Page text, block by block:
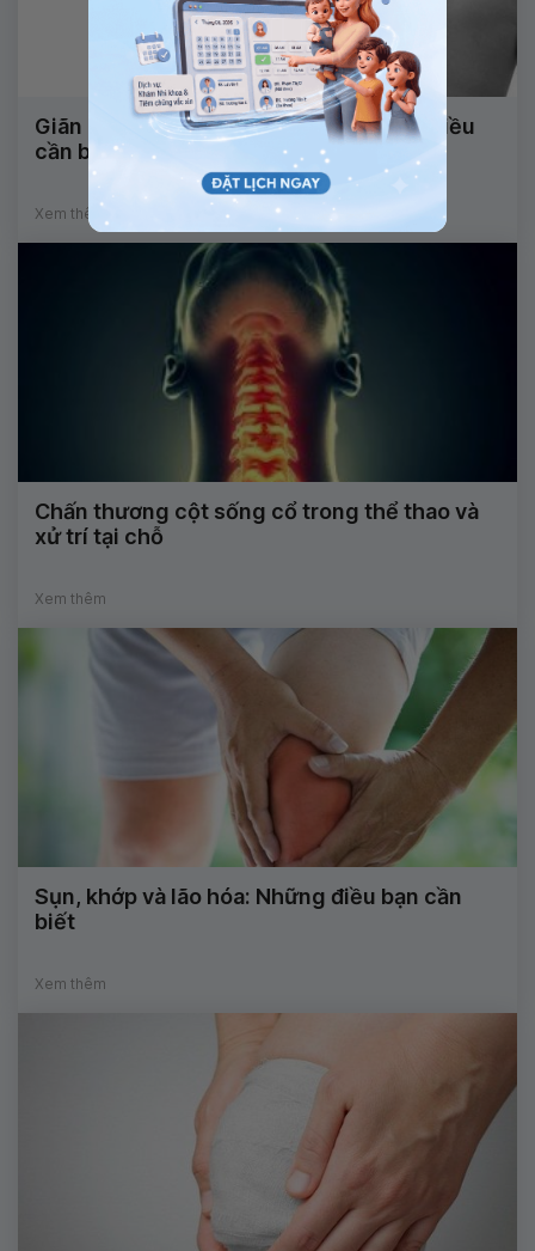
Giãn dây chằng, đau thắt lưng: Những điều
cần biết
Xem thêm
Chấn thương cột sống cổ trong thể thao và
xử trí tại chỗ
Xem thêm
Sụn, khớp và lão hóa: Những điều bạn cần
biết
Xem thêm